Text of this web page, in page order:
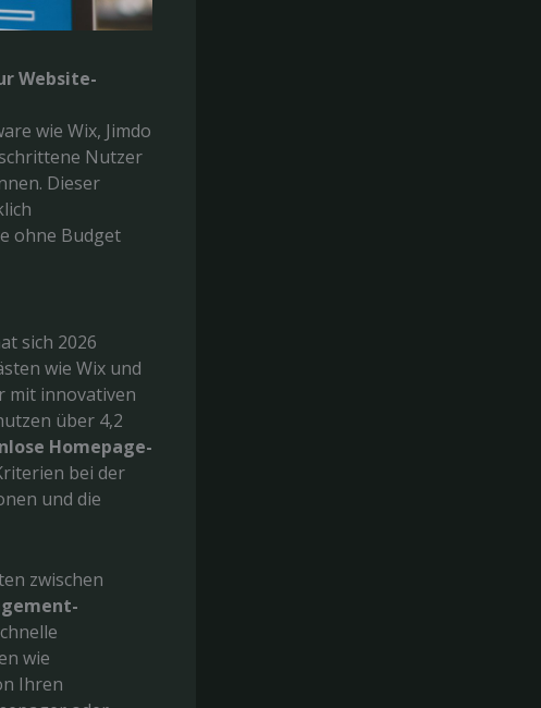
Website-
wie Wix, Jimdo
Nutzer
Dieser
ohne Budget
sich 2026
wie Wix und
mit innovativen
über 4,2
Homepage-
bei der
und die
zwischen
wie
Ihren